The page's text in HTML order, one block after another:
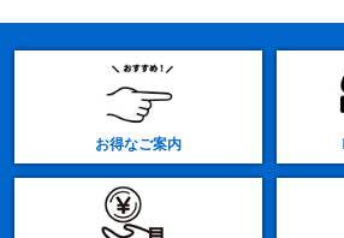
お得なご案内